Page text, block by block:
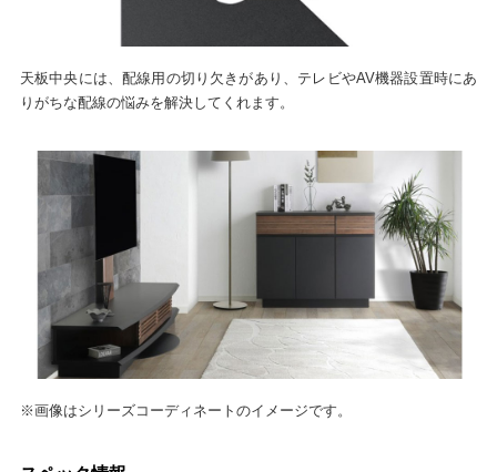
天板中央には、配線用の切り欠きがあり、テレビやAV機器設置時にあ
りがちな配線の悩みを解決してくれます。
※画像はシリーズコーディネートのイメージです。